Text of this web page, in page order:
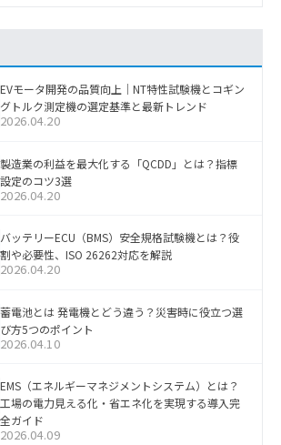
EVモータ開発の品質向上｜NT特性試験機とコギン
グトルク測定機の選定基準と最新トレンド
2026.04.20
製造業の利益を最大化する「QCDD」とは？指標
設定のコツ3選
2026.04.20
バッテリーECU（BMS）安全規格試験機とは？役
割や必要性、ISO 26262対応を解説
2026.04.20
蓄電池とは 発電機とどう違う？災害時に役立つ選
び方5つのポイント
2026.04.10
EMS（エネルギーマネジメントシステム）とは？
工場の電力見える化・省エネ化を実現する導入完
全ガイド
2026.04.09